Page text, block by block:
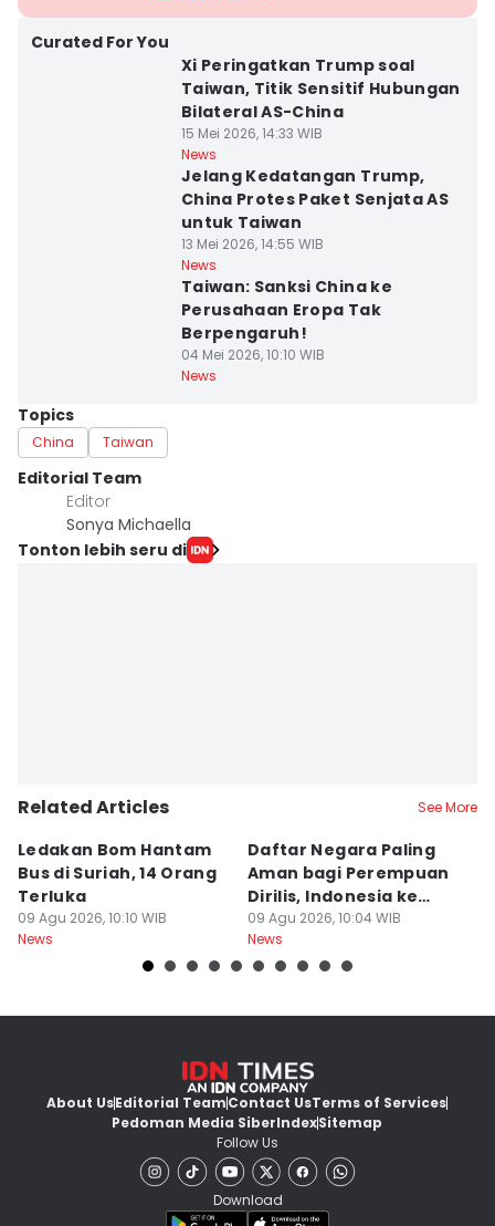
Curated For You
Xi Peringatkan Trump soal
Taiwan, Titik Sensitif Hubungan
Bilateral AS-China
15 Mei 2026, 14:33 WIB
News
Jelang Kedatangan Trump,
China Protes Paket Senjata AS
untuk Taiwan
13 Mei 2026, 14:55 WIB
News
Taiwan: Sanksi China ke
Perusahaan Eropa Tak
Berpengaruh!
04 Mei 2026, 10:10 WIB
News
Topics
China Taiwan
Editorial Team
Editor
Sonya Michaella
Tonton lebih seru di
Related Articles See More
Ledakan Bom Hantam
Bus di Suriah, 14 Orang
Terluka
09 Agu 2026, 10:10 WIB
News
Daftar Negara Paling
Aman bagi Perempuan
Dirilis, Indonesia ke
Berapa?
09 Agu 2026, 10:04 WIB
News
About UsEditorial TeamContact UsTerms of Services
Pedoman Media SiberIndexSitemap
Follow Us
Download